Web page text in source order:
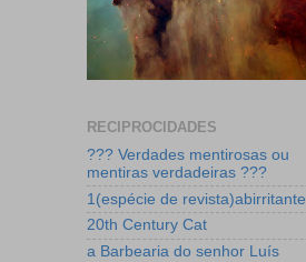
RECIPROCIDADES
??? Verdades mentirosas ou
mentiras verdadeiras ???
1(espécie de revista)abirritante
20th Century Cat
a Barbearia do senhor Luís